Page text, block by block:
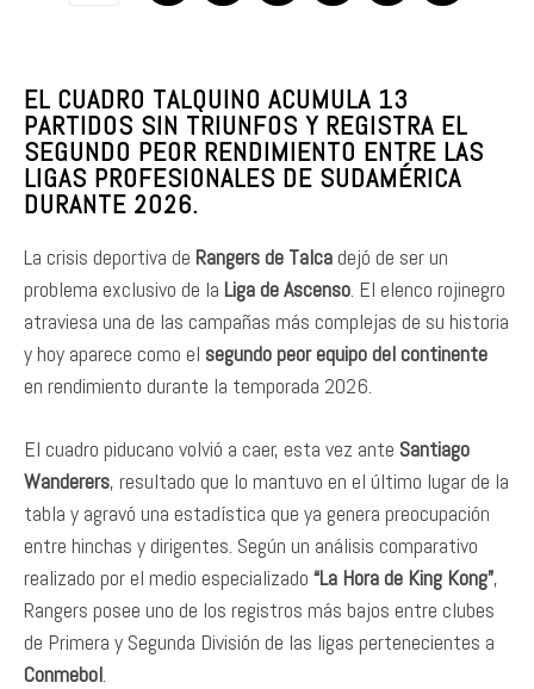
EL CUADRO TALQUINO ACUMULA 13
PARTIDOS SIN TRIUNFOS Y REGISTRA EL
SEGUNDO PEOR RENDIMIENTO ENTRE LAS
LIGAS PROFESIONALES DE SUDAMÉRICA
DURANTE 2026.
La crisis deportiva de Rangers de Talcadejó de ser un
problema exclusivo de la Liga de Ascenso . El elenco rojinegro
atraviesa una de las campañas más complejas de su historia
y hoy aparece como el segundo peor equipo del continente
en rendimiento durante la temporada 2026.
El cuadro piducano volvió a caer, esta vez ante Santiago
Wanderers, resultado que lo mantuvo en el último lugar de la
tabla y agravó una estadística que ya genera preocupación
entre hinchas y dirigentes. Según un análisis comparativo
realizado por el medio especializado “La Hora de King Kong”,
Rangers posee uno de los registros más bajos entre clubes
de Primera y Segunda División de las ligas pertenecientes a
Conmebol